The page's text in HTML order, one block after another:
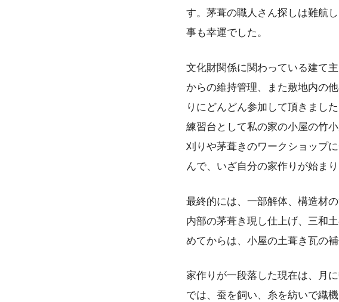
す。茅葺の職人さん探しは難航
事も幸運でした。
文化財関係に関わっている建て
からの維持管理、また敷地内の
りにどんどん参加して頂きました
練習台として私の家の小屋の竹
刈りや茅葺きのワークショップ
んで、いざ自分の家作りが始まり
最終的には、一部解体、構造材
内部の茅葺き現し仕上げ、三和
めてからは、小屋の土葺き瓦の
家作りが一段落した現在は、月
では、蚕を飼い、糸を紡いで織